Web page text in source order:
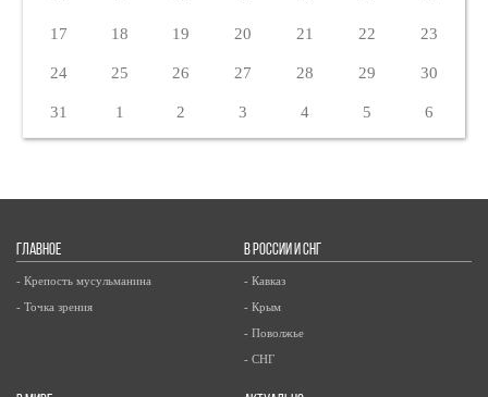
17 18 19 20 21 22 23
24 25 26 27 28 29 30
31 1 2 3 4 5 6
ГЛАВНОЕ
- Крепость мусульманина
- Точка зрения
В РОССИИ И СНГ
- Кавказ
- Крым
- Поволжье
- СНГ